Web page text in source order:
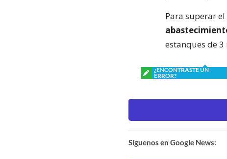
Para superar
estanques de
¿ENCONTRASTE UN
ERROR?
Síguenos en Google News: